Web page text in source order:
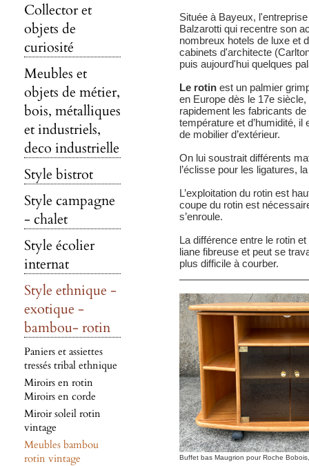
Collector et
objets de
curiosité
Meubles et
objets de métier,
bois, métalliques
et industriels,
deco industrielle
Style bistrot
Style campagne
- chalet
Style écolier
internat
Style ethnique -
exotique -
bambou- rotin
Paniers et assiettes
tressés tribal ethnique
Miroirs en rotin
Miroirs en corde
Miroir soleil rotin
vintage
Meubles bambou
rotin vintage
Située à Bayeux,
Balzarotti qui recentre son
nombreux hotels de luxe et
cabinets d'architecte
puis aujourd'hui quelques
Le rotin est un palmier
en Europe dès le 17e
rapidement les fabricants
température et d’humidité,
de mobilier d’extérieur.
On lui soustrait différents
l’éclisse pour les ligatures,
L’exploitation du rotin est
coupe du rotin est
s’enroule.
La différence entre le rotin
liane fibreuse et peut se
plus difficile à courber.
Buffet bas Maugrion pour Roche